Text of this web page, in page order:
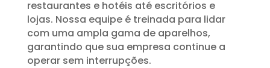
restaurantes e hotéis até escritórios e
lojas. Nossa equipe é treinada para lidar
com uma ampla gama de aparelhos,
garantindo que sua empresa continue a
operar sem interrupções.